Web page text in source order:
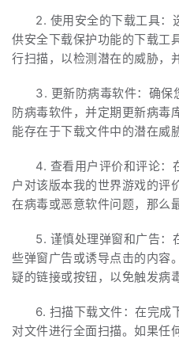
2. 使用安全的下载工具：
供安全下载保护功能的下载工
行扫描，以检测潜在的威胁，
3. 更新防病毒软件：确保
防病毒软件，并定期更新病毒
能存在于下载文件中的潜在威胁
4. 查看用户评价和评论：
户对该版本我的世界游戏的评
在病毒或恶意软件问题，那么
5. 谨慎处理弹窗和广告：
些弹窗广告或诱导点击的内容
疑的链接或按钮，以免触发病
6. 扫描下载文件：在完成
对文件进行全面扫描。如果任